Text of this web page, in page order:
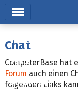
Ticker
Tests
Downloads
Chat
ComputerBase hat
Forum auch einen
folgenden Links